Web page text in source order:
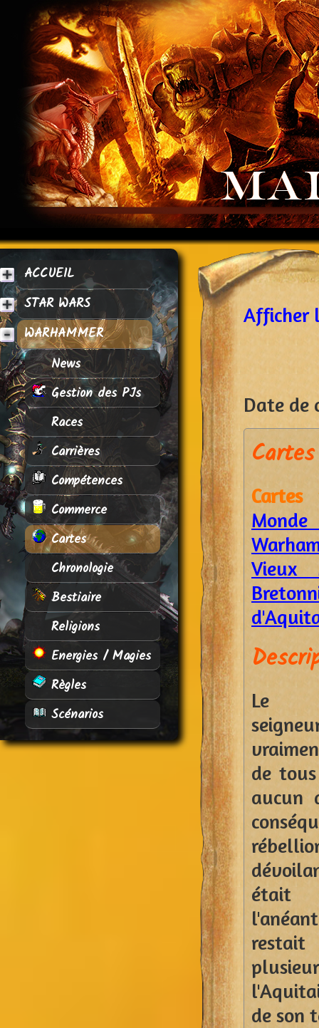
ACCUEIL
STAR WARS
WARHAMMER
News
Gestion des PJs
Races
Carrières
Compétences
Commerce
Cartes
Chronologie
Bestiaire
Religions
Energies / Magies
Règles
Scénarios
Afficher
Date de
Cartes
Vieux
Le
de
aucun
était
de son